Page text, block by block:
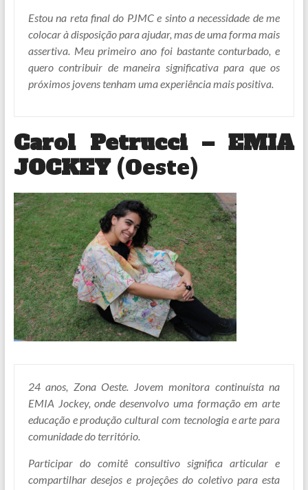
Estou na reta final do PJMC e sinto a necessidade de me
colocar à disposição para ajudar, mas de uma forma mais
assertiva. Meu primeiro ano foi bastante conturbado, e
quero contribuir de maneira significativa para que os
próximos jovens tenham uma experiência mais positiva.
Carol Petrucci – EMIA
JOCKEY(Oeste)
24 anos, Zona Oeste. Jovem monitora continuísta na
EMIA Jockey, onde desenvolvo uma formação em arte
educação e produção cultural com tecnologia e arte para
comunidade do território.
Participar do comitê consultivo significa articular e
compartilhar desejos e projeçôes do coletivo para esta